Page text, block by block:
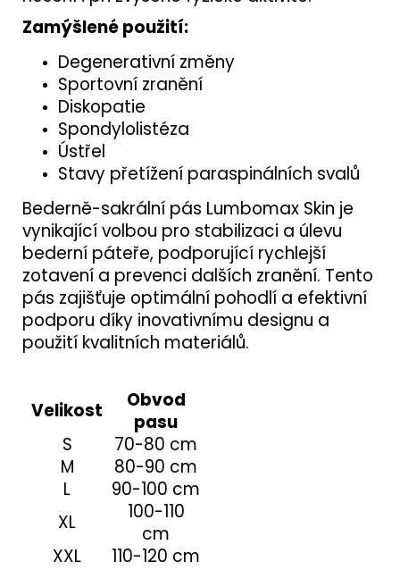
Zamýšlené použití:
Degenerativní změny
Sportovní zranění
Diskopatie
Spondylolistéza
Ústřel
Stavy přetížení paraspinálních svalů
Bederně-sakrální pás Lumbomax Skin je
vynikající volbou pro stabilizaci a úlevu
bederní páteře, podporující rychlejší
zotavení a prevenci dalších zranění. Tento
pás zajišťuje optimální pohodlí a efektivní
podporu díky inovativnímu designu a
použití kvalitních materiálů.
Velikost
Obvod
pasu
S
70-80 cm
M
80-90 cm
L
90-100 cm
XL
100-110
cm
XXL
110-120 cm